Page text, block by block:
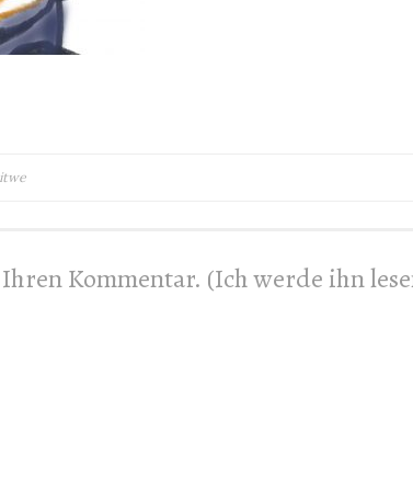
Kommentar. (Ich werde ihn